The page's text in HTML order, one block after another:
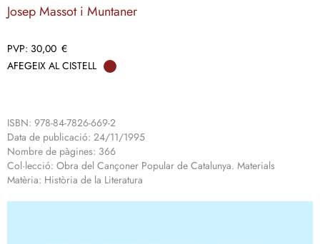
Josep Massot i Muntaner
30,00 €
AFEGEIX AL CISTELL
ISBN: 978-84-7826-669-2
Data de publicació: 24/11/1995
Nombre de pàgines: 366
Col·lecció: Obra del Cançoner Popular de Catalunya. Materials
Matèria: Història de la Literatura